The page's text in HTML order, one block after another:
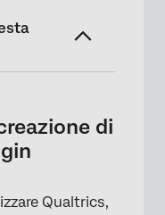
di
Qualtrics,